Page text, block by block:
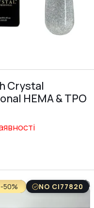
Crystal
HEMA & TPO
50% NO CI77820